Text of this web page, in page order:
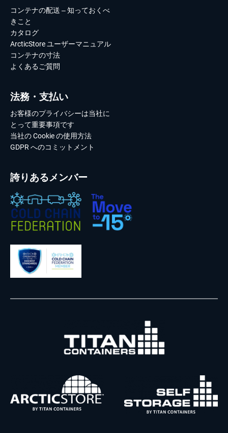
コンテナの配送 – 知っておくべ
きこと
カタログ
ArcticStore ユーザーマニュアル
コンテナの寸法
よくあるご質問
法務・支払い
お客様のプライバシーは当社に
とって重要事項です
当社の Cookie の使用方法
GDPR へのコミットメント
誇りあるメンバー